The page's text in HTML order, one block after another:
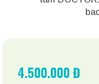
4.500.000 Đ